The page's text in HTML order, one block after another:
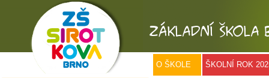
O ŠKOLE ŠKOLNÍ ROK